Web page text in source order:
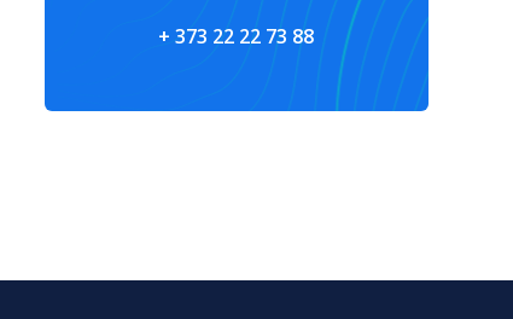
+ 373 22 22 73 88